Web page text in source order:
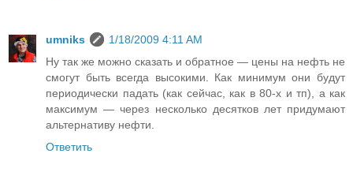
umniks
1/18/2009 4:11 AM
Ну так же можно сказать и обратное — цены на нефть не
смогут быть всегда высокими. Как минимум они будут
периодически падать (как сейчас, как в 80-х и тп), а как
максимум — через несколько десятков лет придумают
альтернативу нефти.
Ответить